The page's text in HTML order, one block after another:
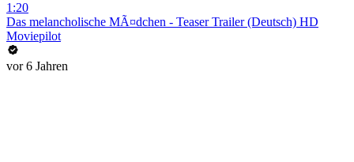
1:20
Das melancholische MÃ¤dchen - Teaser Trailer (Deutsch) HD
Moviepilot
vor 6 Jahren